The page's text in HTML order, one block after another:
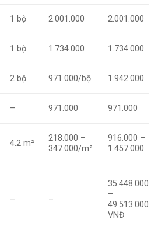
1 bộ 2.001.000 2.001.000
1 bộ 1.734.000 1.734.000
2 bộ 971.000/bộ 1.942.000
– 971.000 971.000
4.2 m²
218.000 –
347.000/m²
916.000 –
1.457.000
– –
35.448.000
–
49.513.000
VNĐ